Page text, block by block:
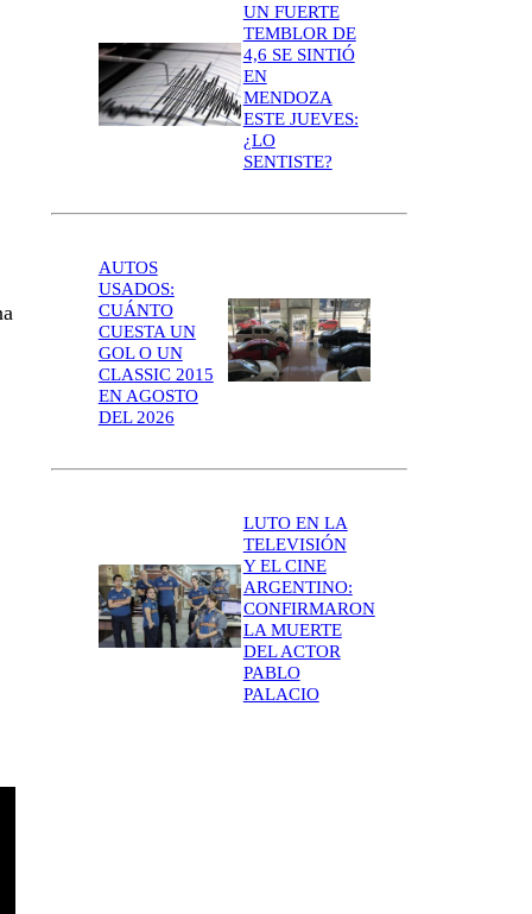
UN FUERTE
TEMBLOR DE
4,6 SE SINTIÓ
EN
MENDOZA
ESTE JUEVES:
¿LO
SENTISTE?
AUTOS
USADOS:
CUÁNTO
CUESTA UN
GOL O UN
CLASSIC 2015
EN AGOSTO
DEL 2026
LUTO EN LA
TELEVISIÓN
Y EL CINE
ARGENTINO:
CONFIRMARON
LA MUERTE
DEL ACTOR
PABLO
PALACIO